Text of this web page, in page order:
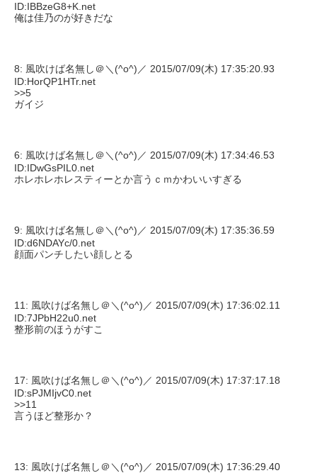
ID:IBBzeG8+K.net
俺は佳乃のが好きだな
8: 風吹けば名無し＠＼(^o^)／ 2015/07/09(木) 17:35:20.93
ID:HorQP1HTr.net
>>5
ガイジ
6: 風吹けば名無し＠＼(^o^)／ 2015/07/09(木) 17:34:46.53
ID:IDwGsPIL0.net
ホレホレホレスティーとか言うｃｍかわいいすぎる
9: 風吹けば名無し＠＼(^o^)／ 2015/07/09(木) 17:35:36.59
ID:d6NDAYc/0.net
顔面パンチしたい顔しとる
11: 風吹けば名無し＠＼(^o^)／ 2015/07/09(木) 17:36:02.11
ID:7JPbH22u0.net
整形前のほうがすこ
17: 風吹けば名無し＠＼(^o^)／ 2015/07/09(木) 17:37:17.18
ID:sPJMIjvC0.net
>>11
言うほど整形か？
13: 風吹けば名無し＠＼(^o^)／ 2015/07/09(木) 17:36:29.40